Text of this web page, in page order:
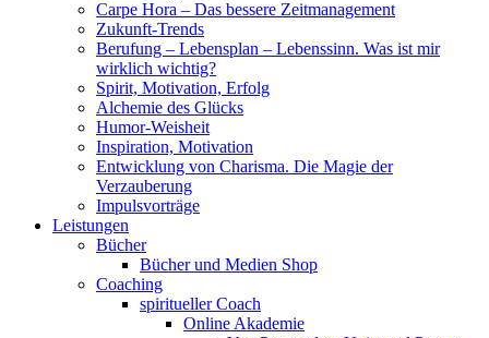
Carpe Hora – Das bessere Zeitmanagement
Zukunft-Trends
Berufung – Lebensplan – Lebenssinn. Was ist mir
wirklich wichtig?
Spirit, Motivation, Erfolg
Alchemie des Glücks
Humor-Weisheit
Inspiration, Motivation
Entwicklung von Charisma. Die Magie der
Verzauberung
Impulsvorträge
Leistungen
Bücher
Bücher und Medien Shop
Coaching
spiritueller Coach
Online Akademie